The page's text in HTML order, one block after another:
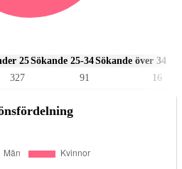
25Sökande 25-34Sökande över 34
327 91 16